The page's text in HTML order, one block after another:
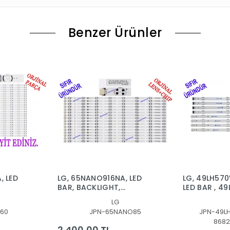
Benzer Ürünler
LED
LG, 65NANO916NA, LED
BAR, BACKLIGHT,
LG
JPN-65NANO85
LG,
LED BAR ,
SSC 49inch
JPN-